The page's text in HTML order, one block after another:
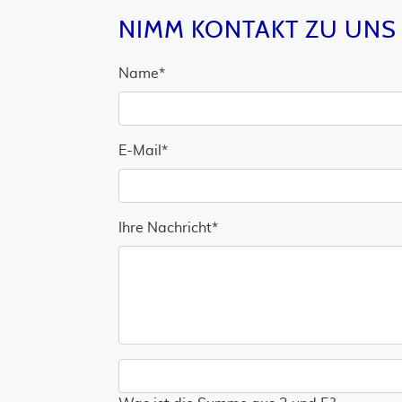
NIMM KONTAKT ZU
Name*
E-Mail *
Ihre Nachricht*